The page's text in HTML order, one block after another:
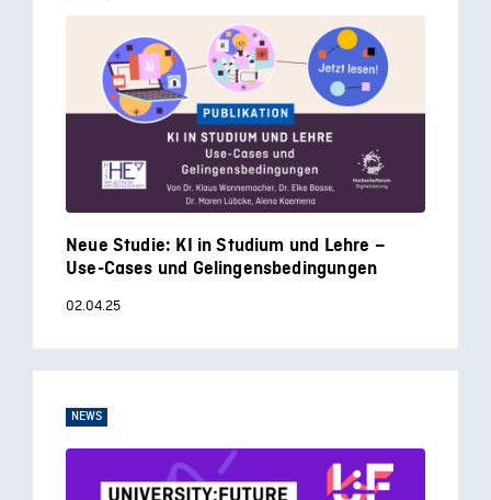
Neue Studie: KI in Studium und Lehre –
Use-Cases und Gelingensbedingungen
02.04.25
NEWS